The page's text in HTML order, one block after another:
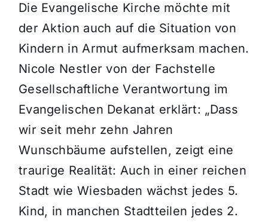
Die Evangelische Kirche möchte mit
der Aktion auch auf die Situation von
Kindern in Armut aufmerksam machen.
Nicole Nestler von der Fachstelle
Gesellschaftliche Verantwortung im
Evangelischen Dekanat erklärt: „Dass
wir seit mehr zehn Jahren
Wunschbäume aufstellen, zeigt eine
traurige Realität: Auch in einer reichen
Stadt wie Wiesbaden wächst jedes 5.
Kind, in manchen Stadtteilen jedes 2.